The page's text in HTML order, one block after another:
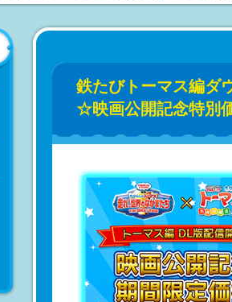
鉄たびトーマス編ダ
☆映画公開記念特別